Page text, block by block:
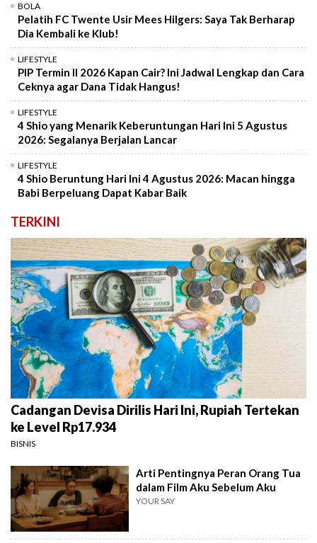
BOLA
Pelatih FC Twente Usir Mees Hilgers: Saya Tak Berharap
Dia Kembali ke Klub!
LIFESTYLE
PIP Termin II 2026 Kapan Cair? Ini Jadwal Lengkap dan Cara
Ceknya agar Dana Tidak Hangus!
LIFESTYLE
4 Shio yang Menarik Keberuntungan Hari Ini 5 Agustus
2026: Segalanya Berjalan Lancar
LIFESTYLE
4 Shio Beruntung Hari Ini 4 Agustus 2026: Macan hingga
Babi Berpeluang Dapat Kabar Baik
TERKINI
Cadangan Devisa Dirilis Hari Ini, Rupiah Tertekan
ke Level Rp17.934
BISNIS
Arti Pentingnya Peran Orang Tua
dalam Film Aku Sebelum Aku
YOUR SAY